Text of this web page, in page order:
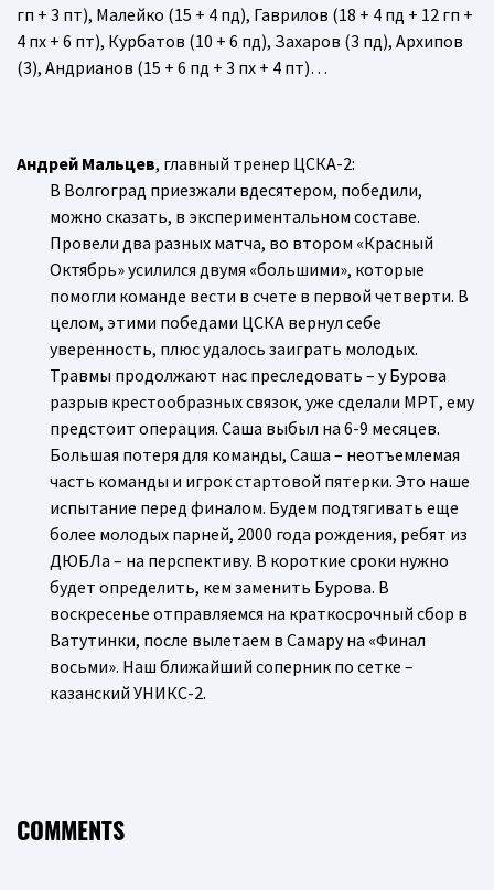
гп + 3 пт), Малейко (15 + 4 пд), Гаврилов (18 + 4 пд + 12 гп +
4 пх + 6 пт), Курбатов (10 + 6 пд), Захаров (3 пд), Архипов
(3), Андрианов (15 + 6 пд + 3 пх + 4 пт)…
Андрей Мальцев, главный тренер ЦСКА-2:
В Волгоград приезжали вдесятером, победили,
можно сказать, в экспериментальном составе.
Провели два разных матча, во втором «Красный
Октябрь» усилился двумя «большими», которые
помогли команде вести в счете в первой четверти. В
целом, этими победами ЦСКА вернул себе
уверенность, плюс удалось заиграть молодых.
Травмы продолжают нас преследовать – у Бурова
разрыв крестообразных связок, уже сделали МРТ, ему
предстоит операция. Саша выбыл на 6-9 месяцев.
Большая потеря для команды, Саша – неотъемлемая
часть команды и игрок стартовой пятерки. Это наше
испытание перед финалом. Будем подтягивать еще
более молодых парней, 2000 года рождения, ребят из
ДЮБЛа – на перспективу. В короткие сроки нужно
будет определить, кем заменить Бурова. В
воскресенье отправляемся на краткосрочный сбор в
Ватутинки, после вылетаем в Самару на «Финал
восьми». Наш ближайший соперник по сетке –
казанский УНИКС-2.
COMMENTS